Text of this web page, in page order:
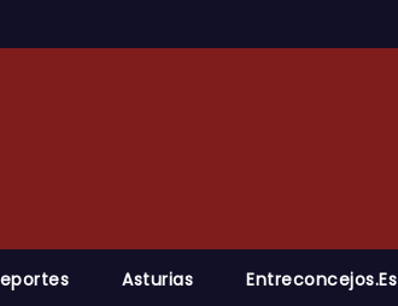
Asturias Entreconcejos.es